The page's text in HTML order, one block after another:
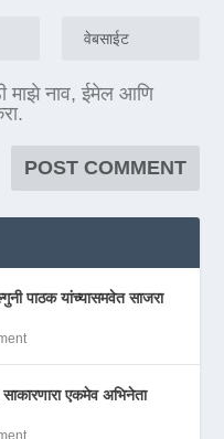
माझे नाव, ईमेल आणि
पाठक यांच्यासमवेत साजरा
एकमेव अभिनेता